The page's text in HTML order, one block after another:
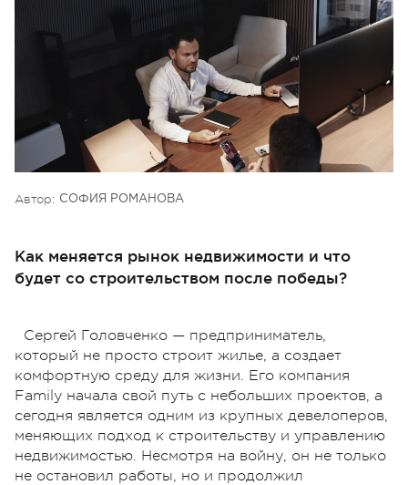
Автор: СОФИЯ РОМАНОВА
Как меняется рынок недвижимости и что
будет со строительством после победы?
Сергей Головченко — предприниматель,
который не просто строит жилье, а создает
комфортную среду для жизни. Его компания
Family начала свой путь с небольших проектов, а
сегодня является одним из крупных девелоперов,
меняющих подход к строительству и управлению
недвижимостью. Несмотря на войну, он не только
не остановил работы, но и продолжил